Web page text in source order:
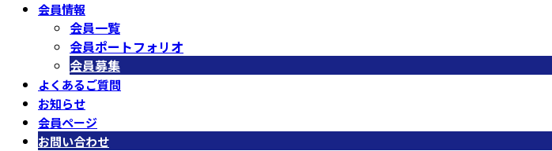
会員情報
会員一覧
会員ポートフォリオ
会員募集
よくあるご質問
お知らせ
会員ページ
お問い合わせ